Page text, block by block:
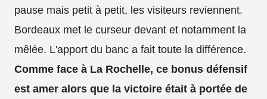
pause mais petit à petit, les visiteurs reviennent.
Bordeaux met le curseur devant et notamment la
mêlée. L'apport du banc a fait toute la différence.
Comme face à La Rochelle, ce bonus défensif
est amer alors que la victoire était à portée de